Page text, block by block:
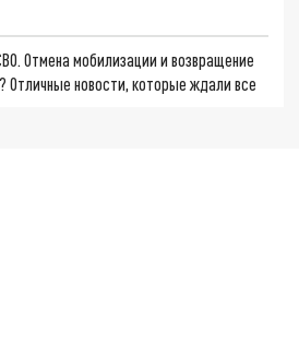
Отмена мобилизации и возвращение
Отличные новости, которые ждали все